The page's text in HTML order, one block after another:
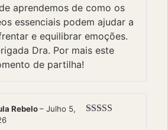
aprendemos de como os
essenciais podem ajudar a
e equilibrar emoções.
Dra. Por mais este
de partilha!
Rebelo– Julho 5,